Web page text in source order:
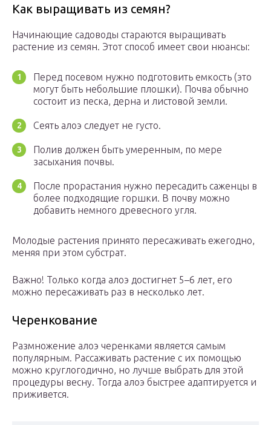
Как выращивать из семян?
Начинающие садоводы стараются выращивать
растение из семян. Этот способ имеет свои нюансы:
Перед посевом нужно подготовить емкость (это
могут быть небольшие плошки). Почва обычно
состоит из песка, дерна и листовой земли.
Сеять алоэ следует не густо.
Полив должен быть умеренным, по мере
засыхания почвы.
После прорастания нужно пересадить саженцы в
более подходящие горшки. В почву можно
добавить немного древесного угля.
Молодые растения принято пересаживать ежегодно,
меняя при этом субстрат.
Важно! Только когда алоэ достигнет 5–6 лет, его
можно пересаживать раз в несколько лет.
Черенкование
Размножение алоэ черенками является самым
популярным. Рассаживать растение с их помощью
можно круглогодично, но лучше выбрать для этой
процедуры весну. Тогда алоэ быстрее адаптируется и
приживется.